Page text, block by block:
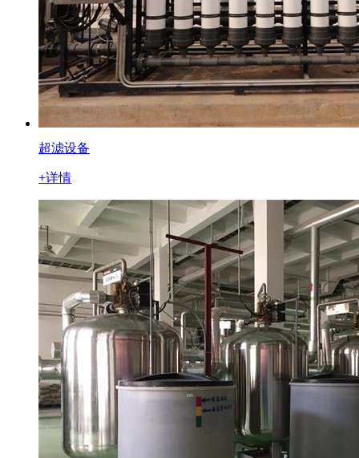
超滤设备
+详情